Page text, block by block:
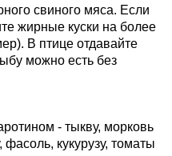
свиного мяса. Если
жирные куски на более
В птице отдавайте
можно есть без
- тыкву, морковь
кукурузу, томаты